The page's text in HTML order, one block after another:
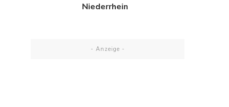
Niederrhein
- Anzeige -